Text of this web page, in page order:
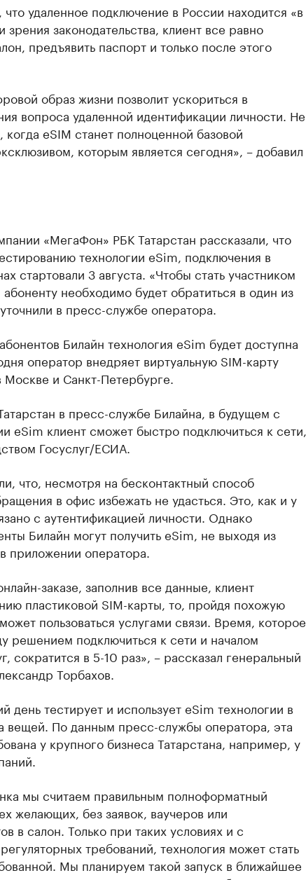
удаленное подключение в России находится «в
зрения законодательства, клиент все равно
предъявить паспорт и только после этого
образ жизни позволит ускориться в
вопроса удаленной идентификации личности. Не
eSIM станет полноценной базовой
которым является сегодня», – добавил
«МегаФон» РБК Татарстан рассказали, что
технологии eSim, подключения в
стартовали 3 августа. «Чтобы стать участником
необходимо будет обратиться в один из
в пресс-службе оператора.
Билайн технология eSim будет доступна
оператор внедряет виртуальную SIM-карту
Москве и Санкт-Петербурге.
в пресс-службе Билайна, в будущем с
eSim клиент сможет быстро подключиться к сети,
Госуслуг/ЕСИА.
что, несмотря на бесконтактный способ
в офис избежать не удасться. Это, как и у
с аутентификацией личности. Однако
Билайн могут получить eSim, не выходя из
приложении оператора.
заказе, заполнив все данные, клиент
пластиковой SIM-карты, то, пройдя похожую
пользоваться услугами связи. Время, которое
решением подключиться к сети и началом
сократится в 5-10 раз», – рассказал генеральный
Торбахов.
день тестирует и использует eSim технологии в
вещей. По данным пресс-службы оператора, эта
у крупного бизнеса Татарстана, например, у
мы считаем правильным полноформатный
желающих, без заявок, ваучеров или
в салон. Только при таких условиях и с
требований, технология может стать
Мы планируем такой запуск в ближайшее